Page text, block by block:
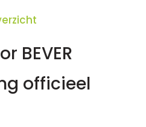
BEVER
officieel